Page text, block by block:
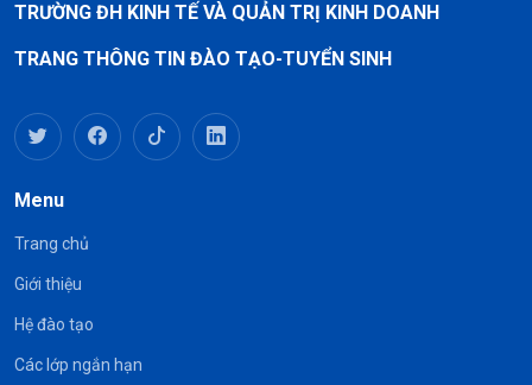
TRƯỜNG ĐH KINH TẾ VÀ QUẢN TRỊ KINH DOANH
TRANG THÔNG TIN ĐÀO TẠO-TUYỂN SINH
Menu
Trang chủ
Giới thiệu
Hệ đào tạo
Các lớp ngắn hạn